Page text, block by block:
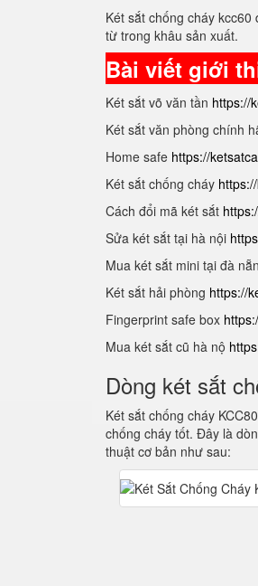
Két sắt chống cháy
từ trong khâu sản xuất.
Bài viết giới
Két sắt võ văn tần https://
Két sắt văn phòng chính
Home safe https://
Két sắt chống cháy
Cách đổi mã két sắt
Sửa két sắt tại hà nội
Mua két sắt mini tại đà
Két sắt hải phòng https://
Fingerprint safe box
Mua két sắt cũ hà nộ
Dòng két sắt
Két sắt chống cháy
chống cháy tốt. Đây là
thuật cơ bản như sau: